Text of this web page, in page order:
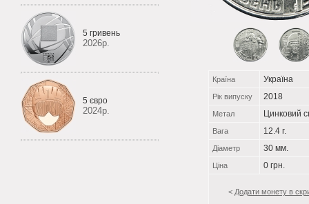
5 гривень
2026р.
5 євро
2024р.
Країна Україна
Рік випуску 2018
Метал Цинковий
Вага 12.4 г.
Діаметр 30 мм.
Ціна 0 грн.
< Додати монету в